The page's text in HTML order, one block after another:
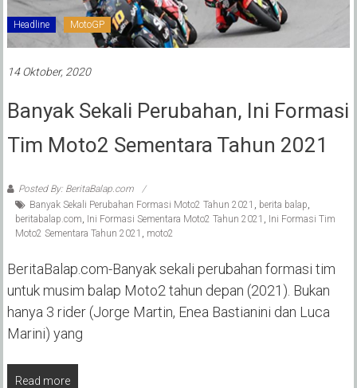
Headline MotoGP
14 Oktober, 2020
Banyak Sekali Perubahan, Ini Formasi
Tim Moto2 Sementara Tahun 2021
Posted By: BeritaBalap.com
Banyak Sekali Perubahan Formasi Moto2 Tahun 2021
berita balap
beritabalap.com Ini Formasi Sementara Moto2 Tahun 2021
Ini Formasi Tim
Moto2 Sementara Tahun 2021
moto2
BeritaBalap.com-Banyak sekali perubahan formasi tim
untuk musim balap Moto2 tahun depan (2021). Bukan
hanya 3 rider (Jorge Martin, Enea Bastianini dan Luca
Marini) yang
Read more